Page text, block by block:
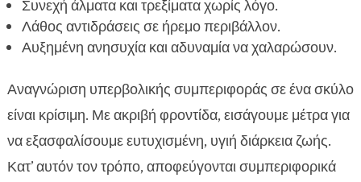
Συνεχή άλματα και τρεξίματα χωρίς λόγο.
Λάθος αντιδράσεις σε ήρεμο περιβάλλον.
Αυξημένη ανησυχία και αδυναμία να χαλαρώσουν.
Αναγνώριση υπερβολικής συμπεριφοράς σε ένα σκύλο
είναι κρίσιμη. Με ακριβή φροντίδα, εισάγουμε μέτρα για
να εξασφαλίσουμε ευτυχισμένη, υγιή διάρκεια ζωής.
Κατ’ αυτόν τον τρόπο, αποφεύγονται συμπεριφορικά